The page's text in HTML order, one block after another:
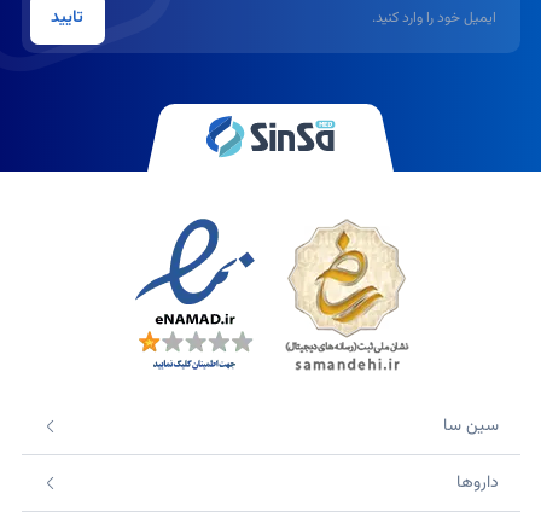
تایید
سین سا
داروها